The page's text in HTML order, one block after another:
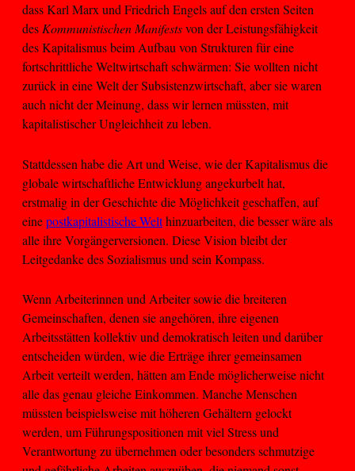
dass Karl Marx und Friedrich Engels auf den ersten Seiten
des Kommunistischen Manifestsvon der Leistungsfähigkeit
des Kapitalismus beim Aufbau von Strukturen für eine
fortschrittliche Weltwirtschaft schwärmen: Sie wollten nicht
zurück in eine Welt der Subsistenzwirtschaft, aber sie waren
auch nicht der Meinung, dass wir lernen müssten, mit
kapitalistischer Ungleichheit zu leben.
Stattdessen habe die Art und Weise, wie der Kapitalismus die
globale wirtschaftliche Entwicklung angekurbelt hat,
erstmalig in der Geschichte die Möglichkeit geschaffen, auf
einepostkapitalistische Welthinzuarbeiten, die besser wäre als
alle ihre Vorgängerversionen. Diese Vision bleibt der
Leitgedanke des Sozialismus und sein Kompass.
Wenn Arbeiterinnen und Arbeiter sowie die breiteren
Gemeinschaften, denen sie angehören, ihre eigenen
Arbeitsstätten kollektiv und demokratisch leiten und darüber
entscheiden würden, wie die Erträge ihrer gemeinsamen
Arbeit verteilt werden, hätten am Ende möglicherweise nicht
alle das genau gleiche Einkommen. Manche Menschen
müssten beispielsweise mit höheren Gehältern gelockt
werden, um Führungspositionen mit viel Stress und
Verantwortung zu übernehmen oder besonders schmutzige